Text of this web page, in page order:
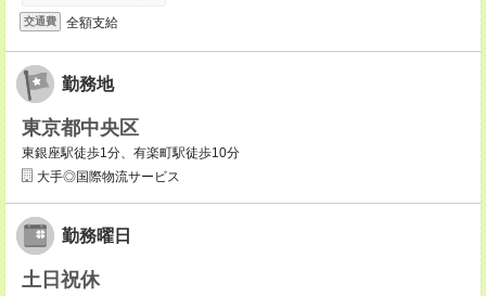
交通費 全額支給
勤務地
東京都中央区
東銀座駅徒歩1分、有楽町駅徒歩10分
大手◎国際物流サービス
勤務曜日
土日祝休